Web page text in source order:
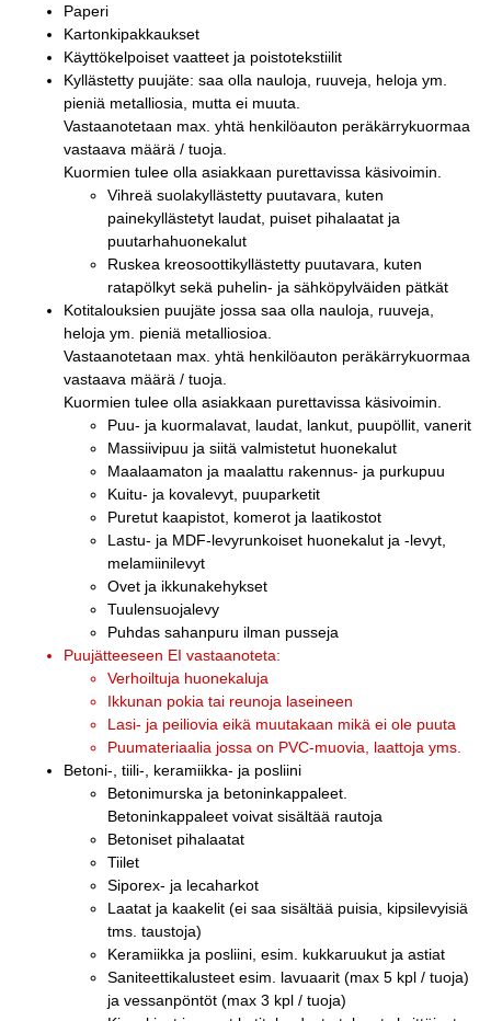
Paperi
Kartonkipakkaukset
Käyttökelpoiset vaatteet ja poistotekstiilit
Kyllästetty puujäte: saa olla nauloja, ruuveja, heloja ym.
pieniä metalliosia, mutta ei muuta.
Vastaanotetaan max. yhtä henkilöauton peräkärrykuormaa
vastaava määrä / tuoja.
Kuormien tulee olla asiakkaan purettavissa käsivoimin.
Vihreä suolakyllästetty puutavara, kuten
painekyllästetyt laudat, puiset pihalaatat ja
puutarhahuonekalut
Ruskea kreosoottikyllästetty puutavara, kuten
ratapölkyt sekä puhelin- ja sähköpylväiden pätkät
Kotitalouksien puujäte jossa saa olla nauloja, ruuveja,
heloja ym. pieniä metalliosioa.
Vastaanotetaan max. yhtä henkilöauton peräkärrykuormaa
vastaava määrä / tuoja.
Kuormien tulee olla asiakkaan purettavissa käsivoimin.
Puu- ja kuormalavat, laudat, lankut, puupöllit, vanerit
Massiivipuu ja siitä valmistetut huonekalut
Maalaamaton ja maalattu rakennus- ja purkupuu
Kuitu- ja kovalevyt, puuparketit
Puretut kaapistot, komerot ja laatikostot
Lastu- ja MDF-levyrunkoiset huonekalut ja -levyt,
melamiinilevyt
Ovet ja ikkunakehykset
Tuulensuojalevy
Puhdas sahanpuru ilman pusseja
Puujätteeseen EI vastaanoteta:
Verhoiltuja huonekaluja
Ikkunan pokia tai reunoja laseineen
Lasi- ja peiliovia eikä muutakaan mikä ei ole puuta
Puumateriaalia jossa on PVC-muovia, laattoja yms.
Betoni-, tiili-, keramiikka- ja posliini
Betonimurska ja betoninkappaleet.
Betoninkappaleet voivat sisältää rautoja
Betoniset pihalaatat
Tiilet
Siporex- ja lecaharkot
Laatat ja kaakelit (ei saa sisältää puisia, kipsilevyisiä
tms. taustoja)
Keramiikka ja posliini, esim. kukkaruukut ja astiat
Saniteettikalusteet esim. lavuaarit (max 5 kpl / tuoja)
ja vessanpöntöt (max 3 kpl / tuoja)